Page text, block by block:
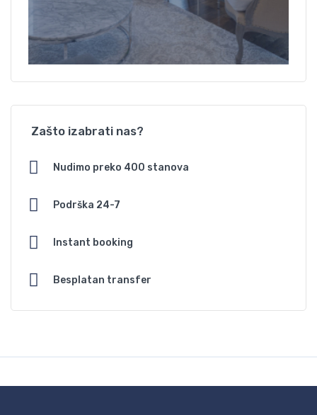
Zašto izabrati nas?
Nudimo preko 400 stanova
Podrška 24-7
Instant booking
Besplatan transfer